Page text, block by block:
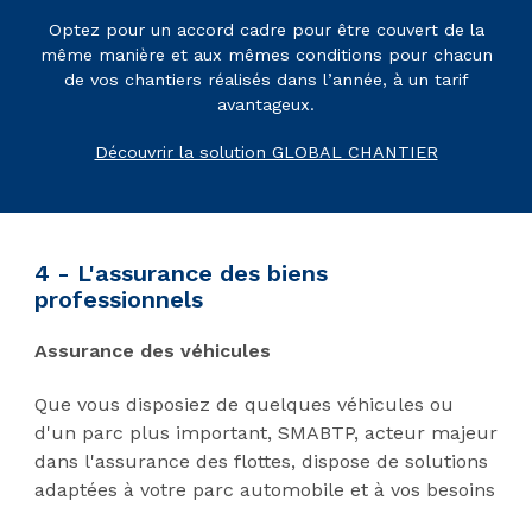
Optez pour un accord cadre pour être couvert de la
même manière et aux mêmes conditions pour chacun
de vos chantiers réalisés dans l’année, à un tarif
avantageux.
Découvrir la solution GLOBAL CHANTIER
4 - L'assurance des biens
professionnels
Assurance des véhicules
Que vous disposiez de quelques véhicules ou
d'un parc plus important, SMABTP, acteur majeur
dans l'assurance des flottes, dispose de solutions
adaptées à votre parc automobile et à vos besoins